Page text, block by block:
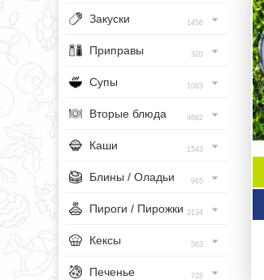
Закуски 1456
Приправы 320
Супы 1083
Вторые блюда 4682
Каши 1543
Блины / Оладьи 965
Пироги / Пирожки 2134
Кексы 563
Печенье 728